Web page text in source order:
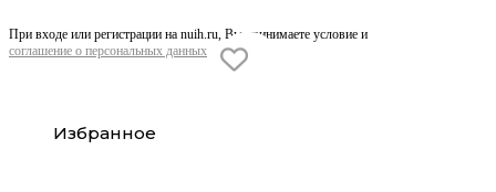
При входе или регистрации на nuih.ru, Вы принимаете условие и
соглашение о персональных данных
Избранное